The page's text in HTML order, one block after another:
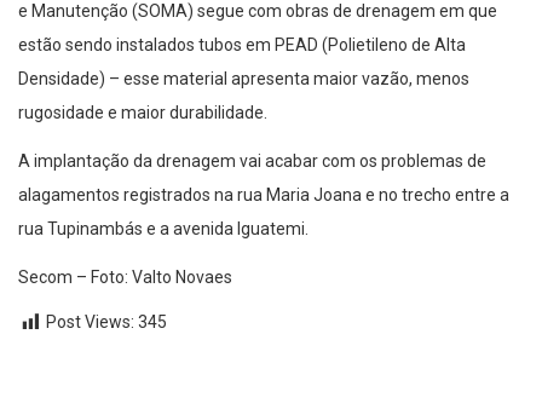
e Manutenção (SOMA) segue com obras de drenagem em que
estão sendo instalados tubos em PEAD (Polietileno de Alta
Densidade) – esse material apresenta maior vazão, menos
rugosidade e maior durabilidade.
A implantação da drenagem vai acabar com os problemas de
alagamentos registrados na rua Maria Joana e no trecho entre a
rua Tupinambás e a avenida Iguatemi.
Secom – Foto: Valto Novaes
Post Views: 345